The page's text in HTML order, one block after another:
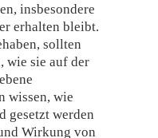
insbesondere
erhalten bleibt.
sollten
wie sie auf der
wissen, wie
gesetzt werden
Wirkung von